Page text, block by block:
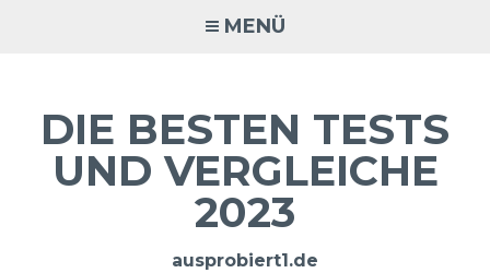
MENÜ
DIE BESTEN TESTS
UND VERGLEICHE
2023
ausprobiert1.de